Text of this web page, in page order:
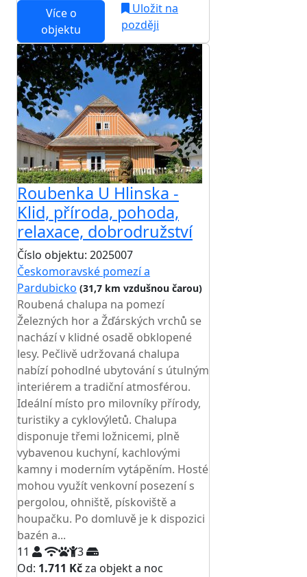
Více o
objektu
Uložit na
později
Roubenka U Hlinska -
Klid, příroda, pohoda,
relaxace, dobrodružství
Číslo objektu: 2025007
Českomoravské pomezí a
Pardubicko (31,7 km vzdušnou čarou)
Roubená chalupa na pomezí
Železných hor a Žďárských vrchů se
nachází v klidné osadě obklopené
lesy. Pečlivě udržovaná chalupa
nabízí pohodlné ubytování s útulným
interiérem a tradiční atmosférou.
Ideální místo pro milovníky přírody,
turistiky a cyklovýletů. Chalupa
disponuje třemi ložnicemi, plně
vybavenou kuchyní, kachlovými
kamny i moderním vytápěním. Hosté
mohou využít venkovní posezení s
pergolou, ohniště, pískoviště a
houpačku. Po domluvě je k dispozici
bazén a...
11
3
Od: 1.711 Kčza objekt a noc